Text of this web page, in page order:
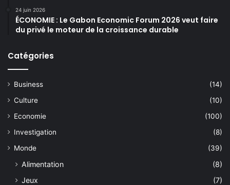
24 juin 2026
ÉCONOMIE : Le Gabon Economic Forum 2026 veut faire
du privé le moteur de la croissance durable
Catégories
Business
(14)
Culture
(10)
Economie
(100)
Investigation
(8)
Monde
(39)
Alimentation
(8)
Jeux
(7)